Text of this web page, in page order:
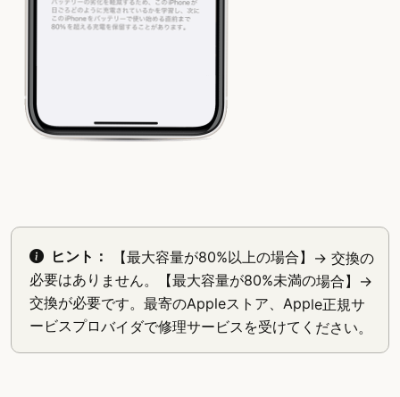
ヒント： 【最大容量が80%以上の場合】→ 交換の
必要はありません。【最大容量が80%未満の場合】→
交換が必要です。最寄のAppleストア、Apple正規サ
ービスプロバイダで修理サービスを受けてください。